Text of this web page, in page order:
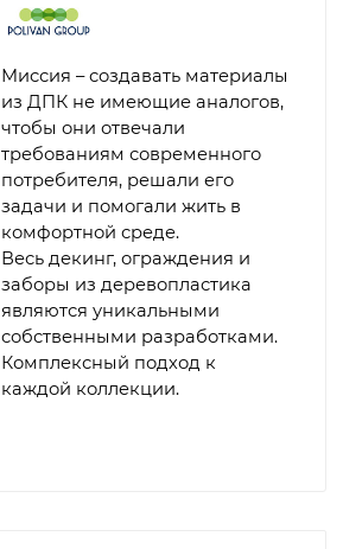
Миссия – создавать материалы
из ДПК не имеющие аналогов,
чтобы они отвечали
требованиям современного
потребителя, решали его
задачи и помогали жить в
комфортной среде.
Весь декинг, ограждения и
заборы из деревопластика
являются уникальными
собственными разработками.
Комплексный подход к
каждой коллекции.